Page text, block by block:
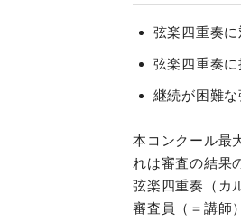
弦楽四重奏
弦楽四重奏
継続が困難
本コンクール最
れは審査の結果
弦楽四重奏（カ
審査員（＝講師